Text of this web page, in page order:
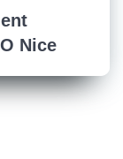
Nice